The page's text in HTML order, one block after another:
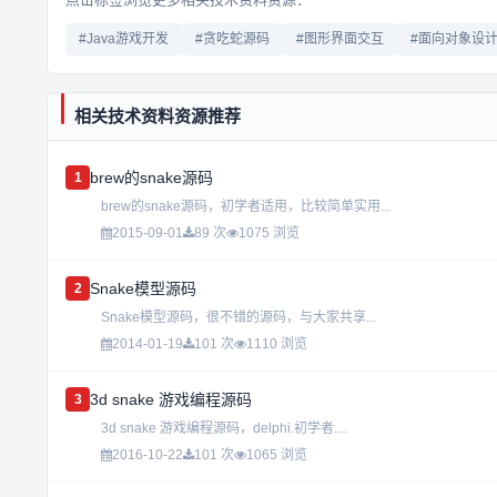
#Java游戏开发 #贪吃蛇源码 #图形界面交互 #面向对象设计
相关技术资料资源推荐
1 brew的snake源码
brew的snake源码，初学者适用，比较简单实用...
2015-09-01
89 次 1075 浏览
2 Snake模型源码
Snake模型源码，很不错的源码，与大家共享...
2014-01-19
101 次 1110 浏览
3 3d snake 游戏编程源码
3d snake 游戏编程源码，delphi.初学者....
2016-10-22
101 次 1065 浏览